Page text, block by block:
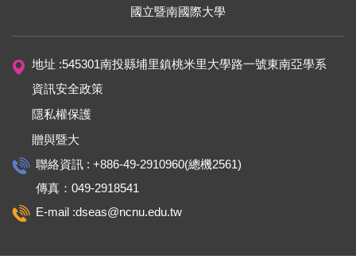
國立暨南國際大學
地址 :545301南投縣埔里鎮桃米里大學路一號東南亞學系
資訊安全政策
隱私權保護
贈與暨大
聯絡資訊 : +886-49-2910960(總機2561)
傳真：049-2918541
E-mail :dseas@ncnu.edu.tw